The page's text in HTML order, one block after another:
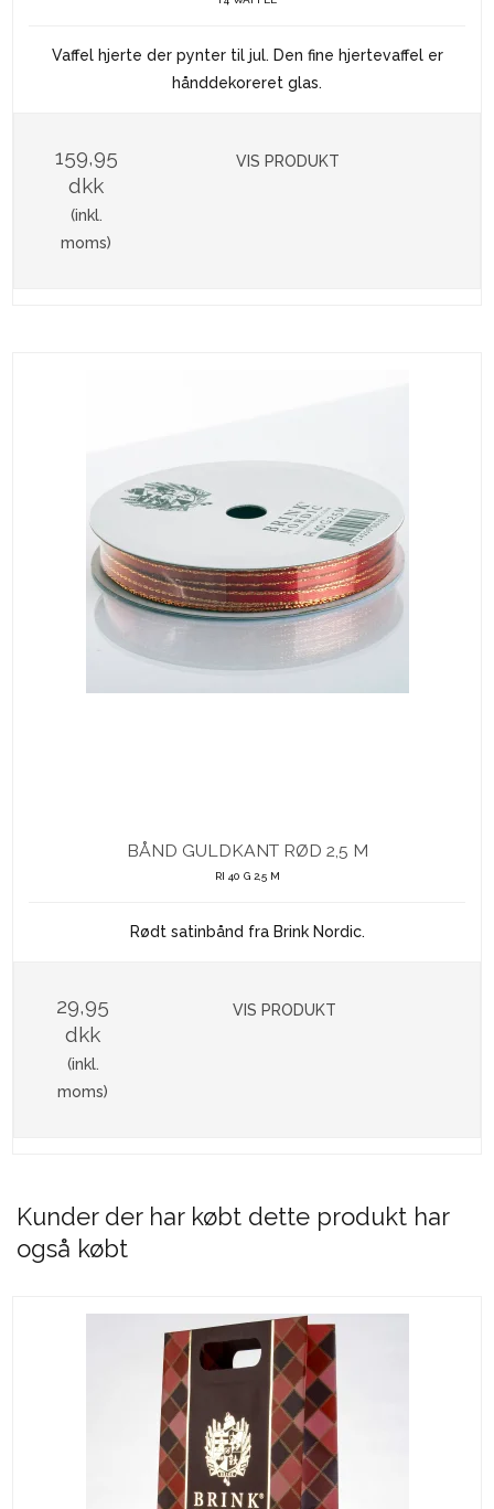
Vaffel hjerte der pynter til jul. Den fine hjertevaffel er
hånddekoreret glas.
159,95
dkk
(inkl.
moms)
VIS PRODUKT
BÅND GULDKANT RØD 2,5 M
RI 40 G 2,5 M
Rødt satinbånd fra Brink Nordic.
29,95
dkk
(inkl.
moms)
VIS PRODUKT
Kunder der har købt dette produkt har
også købt